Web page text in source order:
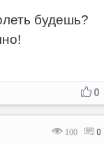
будешь?
0
100 0